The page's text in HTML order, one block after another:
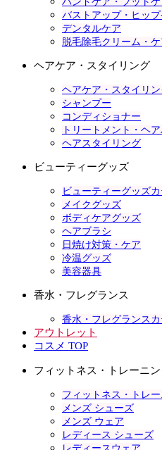
バストアップ・ヒップ
デンタルケア
脱毛除毛クリーム・ケ
ヘアケア・スタイリング
ヘアケア・スタイリ
シャンプー
コンディショナー
トリートメント・ヘ
ヘアスタイリング
ビューティーグッズ
ビューティーグッズ
メイクグッズ
ボディケアグッズ
ヘアブラシ
日焼け対策・ケア
冷温グッズ
美容器具
香水・フレグランス
香水・フレグランス
アウトレット
コスメ TOP
フィットネス・トレーニ
フィットネス・トレ
メンズ シューズ
メンズ ウェア
レディース シューズ